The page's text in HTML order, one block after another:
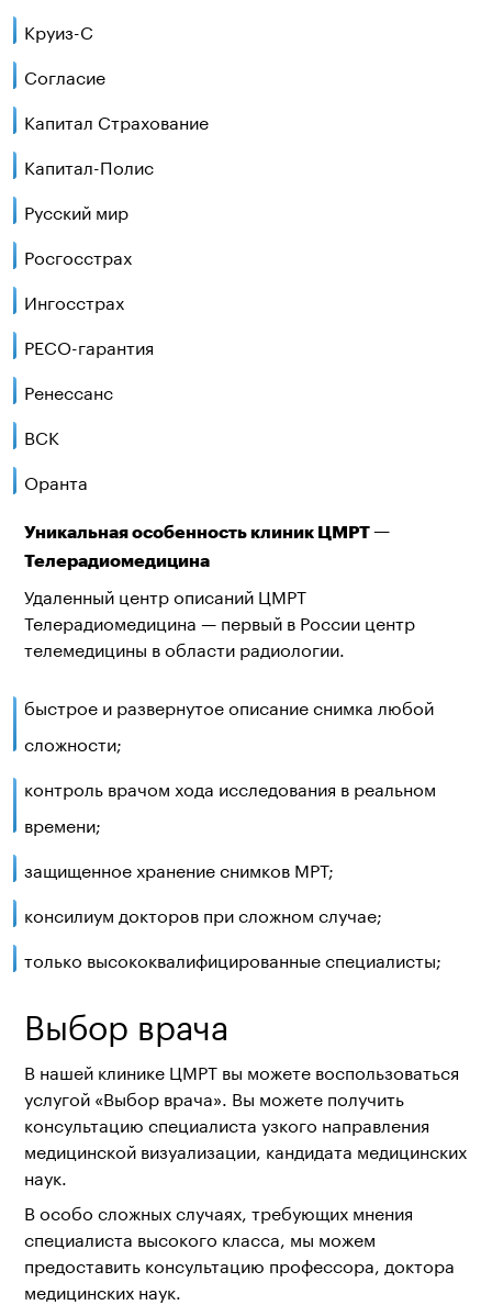
Круиз-С
Согласие
Капитал Страхование
Капитал-Полис
Русский мир
Росгосстрах
Ингосстрах
РЕСО-гарантия
Ренессанс
ВСК
Оранта
Уникальная особенность клиник ЦМРТ —
Телерадиомедицина
Удаленный центр описаний ЦМРТ
Телерадиомедицина — первый в России центр
телемедицины в области радиологии.
быстрое и развернутое описание снимка любой
сложности;
контроль врачом хода исследования в реальном
времени;
защищенное хранение снимков МРТ;
консилиум докторов при сложном случае;
только высококвалифицированные специалисты;
Выбор врача
В нашей клинике ЦМРТ вы можете воспользоваться
услугой «Выбор врача». Вы можете получить
консультацию специалиста узкого направления
медицинской визуализации, кандидата медицинских
наук.
В особо сложных случаях, требующих мнения
специалиста высокого класса, мы можем
предоставить консультацию профессора, доктора
медицинских наук.